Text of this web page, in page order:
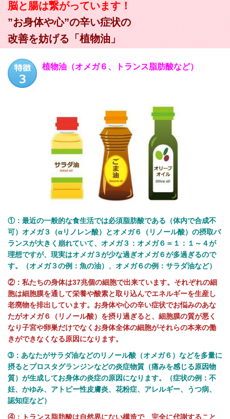
脳と腸は繋がっています！
”お身体や心”の辛い症状の
改善を妨げる「植物油」
植物油（オメガ６、トランス脂肪酸など）
①：最近の一般的な食生活では必須脂肪酸である（体内で合成不
可）オメガ３（αリノレン酸）とオメガ６（リノール酸）の摂取バ
ランスが大きく崩れていて、オメガ３：オメガ６＝１：１～４が
理想ですが、現実はオメガ３が少な過ぎオメガ６が多過ぎるので
す。（オメガ３の例：魚の油）、オメガ６の例：サラダ油など）
②：私たちの身体は37兆個の細胞で出来ています。それぞれの細
胞は細胞膜を通して栄養や酸素と取り込んでエネルギーを生産し
老廃物を排出しています。お身体や心の辛い症状でお悩みのあな
たがオメガ６（リノール酸）を摂り過ぎると、細胞膜の質が悪く
なり子宮や卵巣だけでなくお身体全体の細胞がそれらの本来の働
きができなくなる原因になります。
➂：あなたがサラダ油などのリノール酸（オメガ６）などを多量に
摂るとプロスタグランジンなどの炎症物質（痛みを感じる原因物
質）が生成してお身体の炎症の原因になります。（症状の例：不
妊、かゆみ、アトピー性皮膚炎、花粉症、アレルギー、うつ病、
認知症など）
④：トランス脂肪酸は自然界にない構造で、完全に代謝すること